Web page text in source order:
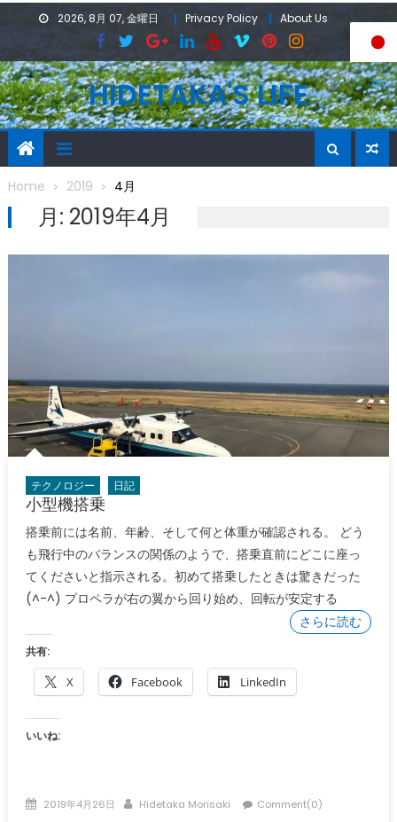
2026, 8月 07, 金曜日 Privacy Policy About Us
HIDETAKA'S LIFE
Home 2019 4月
月: 2019年4月
テクノロジー 日記
小型機搭乗
搭乗前には名前、年齢、そして何と体重が確認される。 どう
も飛行中のバランスの関係のようで、搭乗直前にどこに座っ
てくださいと指示される。初めて搭乗したときは驚きだった
(^-^) プロペラが右の翼から回り始め、回転が安定する
さらに読む
共有:
X Facebook LinkedIn
いいね:
Posted
2019年4月26日 Author
Hidetaka Morisaki Comment(0)